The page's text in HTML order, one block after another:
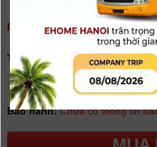
BAO ĐỰNG MÁY BÁN CHUYÊN
người đánh
Tình trạng:
Có hàng
Giá khuyến mại: 150.000đ
Bảo hành: Chưa có thông tin